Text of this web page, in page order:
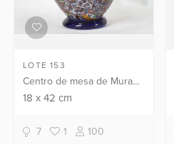
LOTE 153
Centro de mesa de Murano
policromado, borda em
18x 42cm
7 1 100